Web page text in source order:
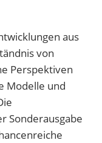
aus
von
Perspektiven
Modelle und
Sonderausgabe